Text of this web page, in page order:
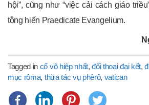
hội”, cũng như “việc cải cách giáo
tông hiến Praedicate Evangelium.
Tagged in cổ võ hiệp nhất,đối thoại đại kết,
mục rôma, thừa tác vụ phêrô, vatican